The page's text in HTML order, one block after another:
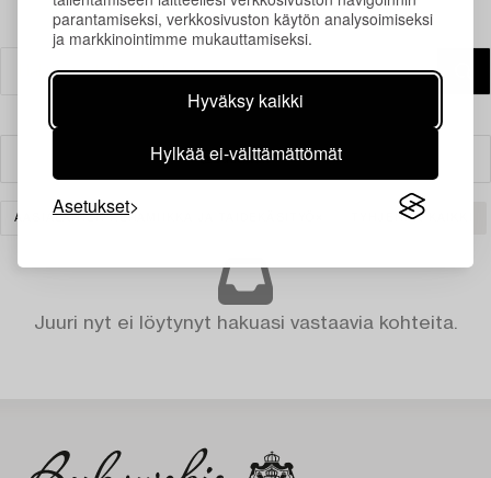
parantamiseksi, verkkosivuston käytön analysoimiseksi
ja markkinointimme mukauttamiseksi.
Hyväksy kaikki
Hylkää ei-välttämättömät
Asetukset
Suodatin
AASIALAINEN KERAMIIKKA JA TAIDEKÄSITYÖ TYHJENNÄ KAIKKI
Juuri nyt ei löytynyt hakuasi vastaavia kohteita.